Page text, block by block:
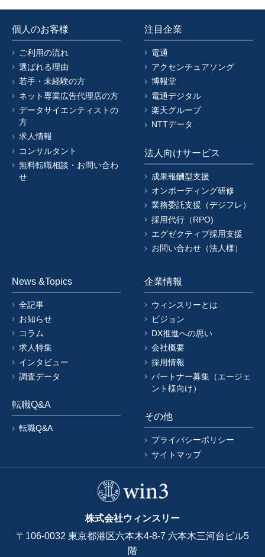
個人のお客様
ご利用の流れ
選ばれる理由
若手・未経験の方
ネット専業広告代理店の方
データサイエンティストの
方
求人情報
コンサルタント
無料転職相談・お問い合わ
せ
注目企業
電通
アクセンチュアソング
博報堂
電通デジタル
楽天グループ
NTTデータ
法人向けサービス
成果報酬型支援
オンボーディング研修
業務委託支援（デジフレ）
採用代行（RPO)
エグゼクティブ採用支援
お問い合わせ（法人様）
News &Topics
全記事
お知らせ
コラム
求人特集
インタビュー
調査データ
転職Q&A
転職Q&A
企業情報
ウィンスリーとは
ビジョン
DX推進への思い
会社概要
採用情報
パートナー募集（エージェ
ント様向け）
その他
プライバシーポリシー
サイトマップ
株式会社ウィンスリー
〒106-0032 東京都港区六本木4-8-7 六本木三河台ビル5
階